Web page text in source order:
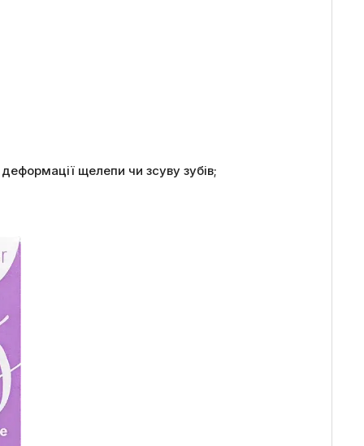
щелепи чи зсуву зубів;